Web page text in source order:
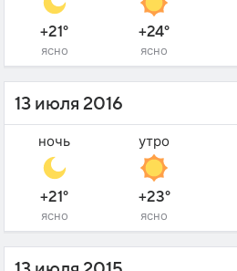
+21°
ясно
+24°
ясно
13 июля 2016
ночь
+21°
ясно
утро
+23°
ясно